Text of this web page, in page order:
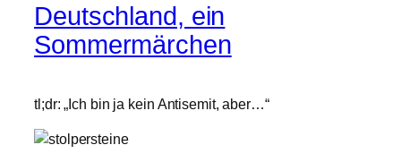
Deutschland, ein
Sommermärchen
tl;dr: „Ich bin ja kein Antisemit, aber…“